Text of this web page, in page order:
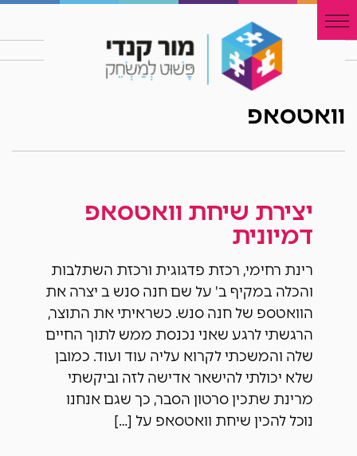
וואטסאפ
יצירת שיחת וואטסאפ
דמיונית
רינת רחימי, רכזת פדגוגית ורכזת השתלבות
והכלה במקיף ב' על שם חנה סנש ב יצרה את
הוואטספ של חנה סנש. כשראיתי את התוצר,
הרגשתי לרגע שאני נכנסת ממש לתוך החיים
שלה והמשכתי לקרוא עליה עוד ועוד. כמובן
שלא יכולתי להישאר אדישה לזה וביקשתי
מרינת שתכין סרטון הסבר, כך שגם אנחנו
נוכל להכין שיחת וואטסאפ על […]